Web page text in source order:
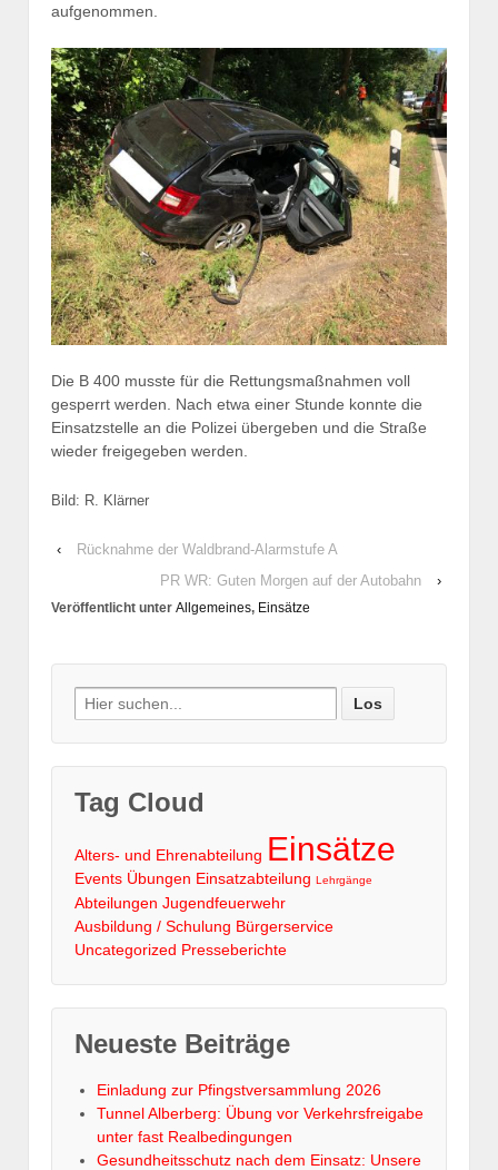
aufgenommen.
Die B 400 musste für die Rettungsmaßnahmen voll
gesperrt werden. Nach etwa einer Stunde konnte die
Einsatzstelle an die Polizei übergeben und die Straße
wieder freigegeben werden.
Bild: R. Klärner
‹
Rücknahme der Waldbrand-Alarmstufe A
PR WR: Guten Morgen auf der Autobahn
›
Veröffentlicht unter Allgemeines, Einsätze
Search
for:
Tag Cloud
Alters- und Ehrenabteilung Einsätze
Events Übungen Einsatzabteilung Lehrgänge
Abteilungen Jugendfeuerwehr
Ausbildung / Schulung Bürgerservice
Uncategorized Presseberichte
Neueste Beiträge
Einladung zur Pfingstversammlung 2026
Tunnel Alberberg: Übung vor Verkehrsfreigabe
unter fast Realbedingungen
Gesundheitsschutz nach dem Einsatz: Unsere